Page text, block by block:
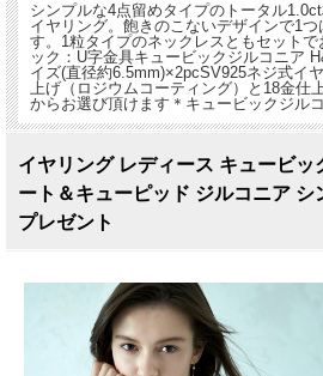
シンプルな4点留めタイプのトータル
イヤリング。飽きのこないデザインで1
す。1粒タイプのネックレスともセット
ック：U字金具キュービックジルコニア
イズ(直径約6.5mm)×2pcSV925ネジ式イ
上げ（ロジウムコーティング）と18金仕
からお選び頂けます＊キュービックジル
イヤリング レディース キュービ
ート＆キューピッド ジルコニア シ
プレゼント